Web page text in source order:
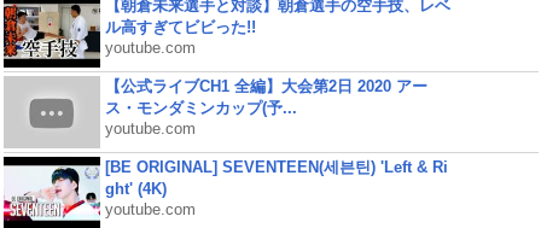
【朝倉未来選手と対談】朝倉選手の空手技、レベ
ル高すぎてビビった!!
youtube.com
【公式ライブCH1 全編】大会第2日 2020 アー
ス・モンダミンカップ(予...
youtube.com
[BE ORIGINAL] SEVENTEEN(세븐틴) 'Left & Ri
ght' (4K)
youtube.com